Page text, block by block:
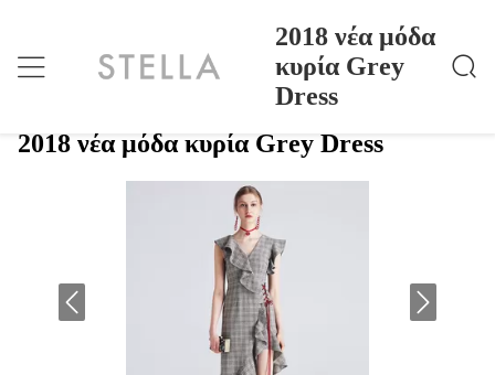
2018 νέα μόδα
κυρία Grey
Dress
2018 Νέα Μόδα Κυρία Grey Dress
2018 νέα μόδα κυρία Grey Dress